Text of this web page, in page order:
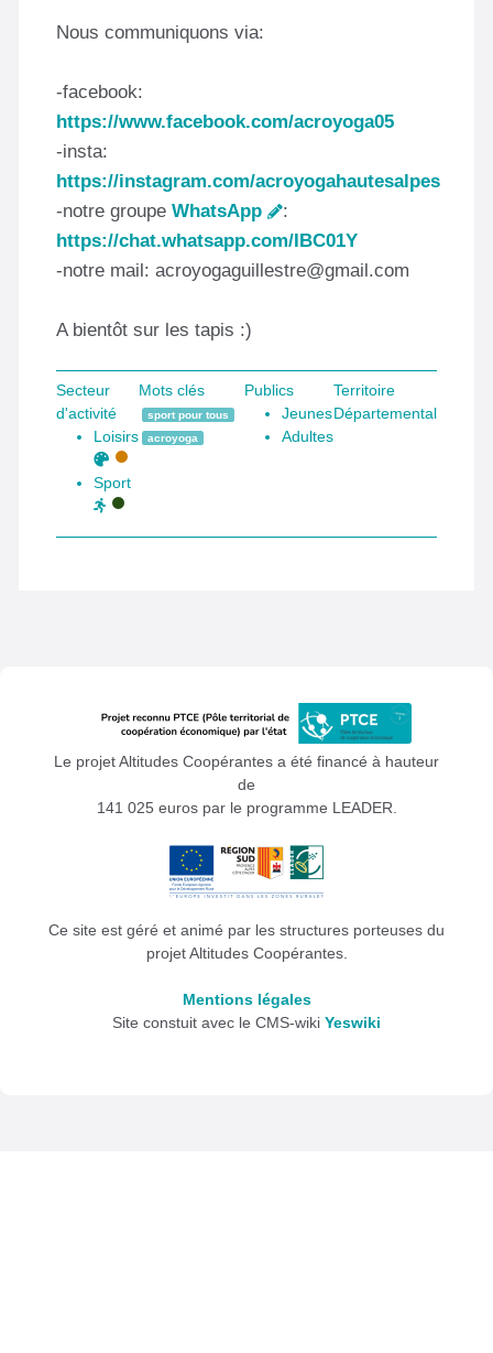
Nous communiquons via:
-facebook:
https://www.facebook.com/acroyoga05
-insta:
https://instagram.com/acroyogahautesalpes
-notre groupe WhatsApp
:
https://chat.whatsapp.com/IBC01Y
-notre mail: acroyogaguillestre@gmail.com
A bientôt sur les tapis :)
Secteur
d'activité
Loisirs
Sport
Mots clés
sport pour tous
acroyoga
Publics
Jeunes
Adultes
Territoire
Départemental
Le projet Altitudes Coopérantes a été financé à hauteur
de
141 025 euros par le programme LEADER.
Ce site est géré et animé par les structures porteuses du
projet Altitudes Coopérantes.
Mentions légales
Site constuit avec le CMS-wiki Yeswiki